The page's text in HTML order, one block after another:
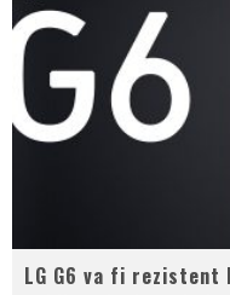
LG G6 va fi rezistent